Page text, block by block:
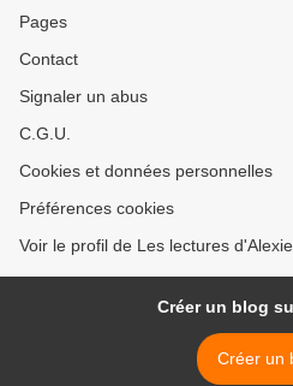
Pages
Contact
Signaler un abus
C.G.U.
Cookies et données personnelles
Préférences cookies
Voir le profil de Les lectures
Créer un blog
Créer un